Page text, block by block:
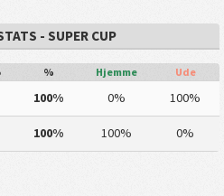
- SUPER CUP
% Hjemme
Ude
100% 0% 100%
100% 100% 0%